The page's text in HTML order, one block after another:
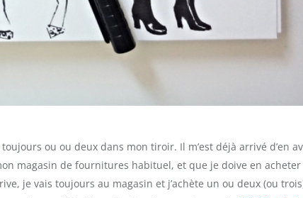
ou ou deux dans mon tiroir. Il m’est déjà arrivé d’en
magasin de fournitures habituel, et que je doive en
je vais toujours au magasin et j’achète un ou deux (ou